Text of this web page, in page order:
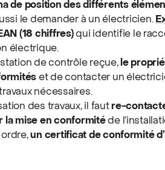
de position des différents
le demander à un électricien.
(18 chiffres)qui identifie le
électrique.
de contrôle reçue, le
et de contacter un
nécessaires.
des travaux, il faut re-
la mise en conformitéde
ordre,un certificat de conformité